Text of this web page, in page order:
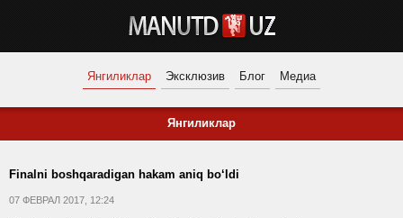
Янгиликлар Эксклюзив Блог Медиа
Янгиликлар
Finalni boshqaradigan hakam aniq bo‘ldi
07 ФЕВРАЛ 2017, 12:24